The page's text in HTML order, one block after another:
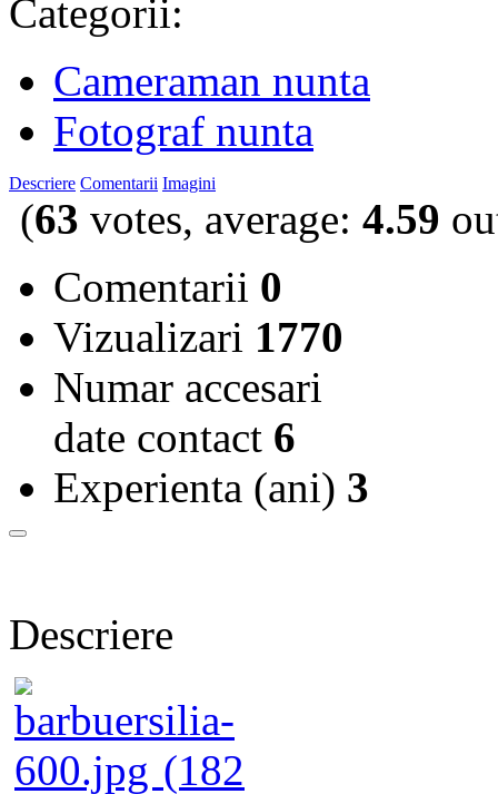
Categorii:
Cameraman nunta
Fotograf nunta
Descriere Comentarii Imagini
(63 votes, average: 4.59
Comentarii 0
Vizualizari 1770
Numar accesari
date contact 6
Experienta (ani) 3
Descriere